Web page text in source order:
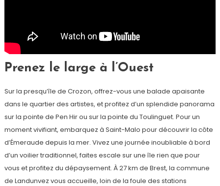
Prenez le large à l’Ouest
Sur la presqu’île de Crozon, offrez-vous une balade apaisante
dans le quartier des artistes, et profitez d’un splendide panorama
sur la pointe de Pen Hir ou sur la pointe du Toulinguet. Pour un
moment vivifiant, embarquez à Saint-Malo pour découvrir la côte
d’Émeraude depuis la mer. Vivez une journée inoubliable à bord
d’un voilier traditionnel, faites escale sur une île rien que pour
vous et profitez du dépaysement. À 27 km de Brest, la commune
de Landunvez vous accueille, loin de la foule des stations